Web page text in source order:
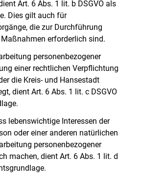
Art. 6 Abs. 1 lit. b DSGVO als
Dies gilt auch für
die zur Durchführung
erforderlich sind.
personenbezogener
einer rechtlichen Verpflichtung
die Kreis- und Hansestadt
dient Art. 6 Abs. 1 lit. c DSGVO
lebenswichtige Interessen der
oder einer anderen natürlichen
personenbezogener
machen, dient Art. 6 Abs. 1 lit. d